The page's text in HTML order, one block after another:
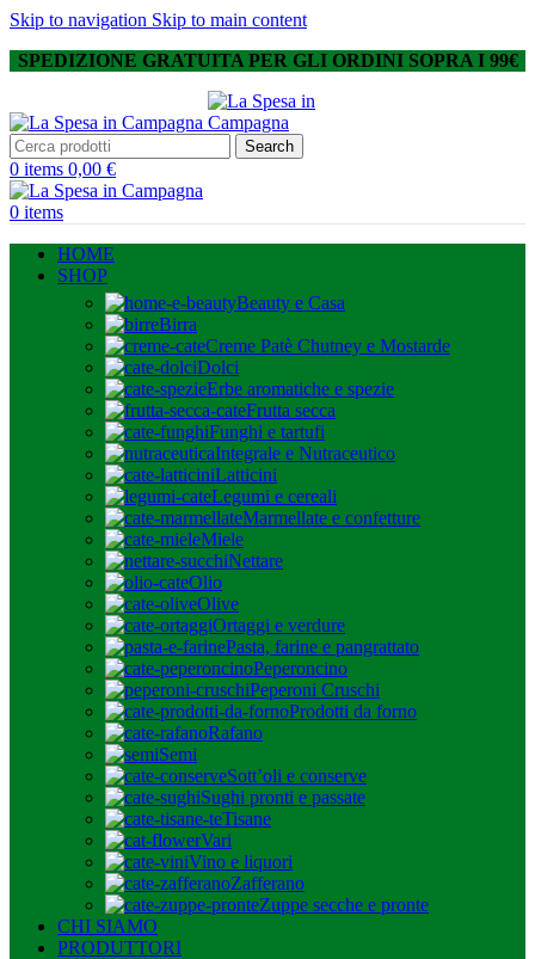
Skip to navigation Skip to main content
SPEDIZIONE GRATUITA PER GLI ORDINI SOPRA I 99€
Search
0 items 0,00 €
0 items
HOME
SHOP
Beauty e Casa
Birra
Creme Patè Chutney e Mostarde
Dolci
Erbe aromatiche e spezie
Frutta secca
Funghi e tartufi
Integrale e Nutraceutico
Latticini
Legumi e cereali
Marmellate e confetture
Miele
Nettare
Olio
Olive
Ortaggi e verdure
Pasta, farine e pangrattato
Peperoncino
Peperoni Cruschi
Prodotti da forno
Rafano
Semi
Sott’oli e conserve
Sughi pronti e passate
Tisane
Vari
Vino e liquori
Zafferano
Zuppe secche e pronte
CHI SIAMO
PRODUTTORI